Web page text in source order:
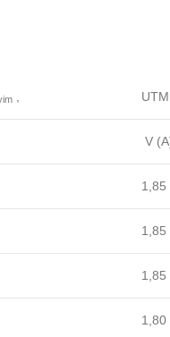
V
1,85
1,85
1,85
1,80